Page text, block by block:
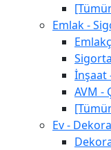
Emlak -
İnşaat
AVM -
Ev -